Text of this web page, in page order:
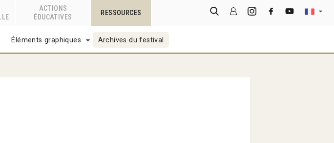
ACTIONS
ÉDUCATIVES
RESSOURCES
Éléments graphiques Archives du festival